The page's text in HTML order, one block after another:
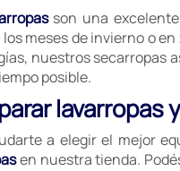
son una
meses de invierno o
nuestros secarropas
posible.
lavarropas
a elegir el mejor
en nuestra tienda.